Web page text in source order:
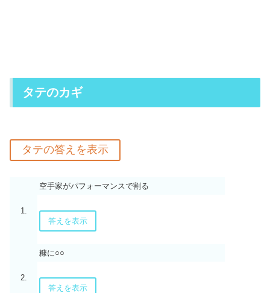
タテのカギ
1.
空手家がパフォーマンスで割る
答えを表示
2.
糠に○○
答えを表示